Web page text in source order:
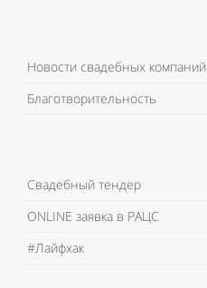
Новости свадебных компаний
Благотворительность
Свадебный тендер
ONLINE заявка в РАЦС
#Лайфхак